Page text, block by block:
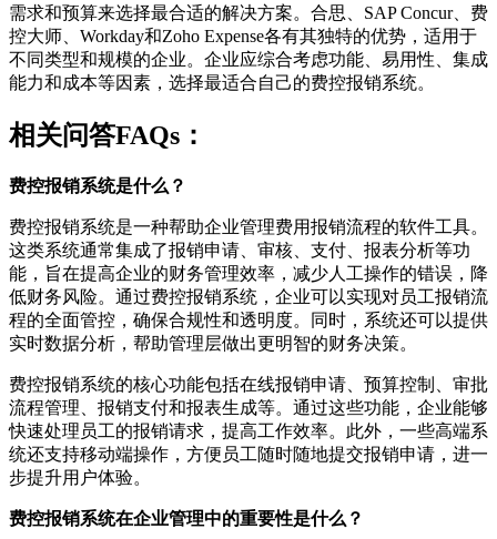
需求和预算来选择最合适的解决方案。合思、SAP Concur、费
控大师、Workday和Zoho Expense各有其独特的优势，适用于
不同类型和规模的企业。企业应综合考虑功能、易用性、集成
能力和成本等因素，选择最适合自己的费控报销系统。
相关问答FAQs：
费控报销系统是什么？
费控报销系统是一种帮助企业管理费用报销流程的软件工具。
这类系统通常集成了报销申请、审核、支付、报表分析等功
能，旨在提高企业的财务管理效率，减少人工操作的错误，降
低财务风险。通过费控报销系统，企业可以实现对员工报销流
程的全面管控，确保合规性和透明度。同时，系统还可以提供
实时数据分析，帮助管理层做出更明智的财务决策。
费控报销系统的核心功能包括在线报销申请、预算控制、审批
流程管理、报销支付和报表生成等。通过这些功能，企业能够
快速处理员工的报销请求，提高工作效率。此外，一些高端系
统还支持移动端操作，方便员工随时随地提交报销申请，进一
步提升用户体验。
费控报销系统在企业管理中的重要性是什么？